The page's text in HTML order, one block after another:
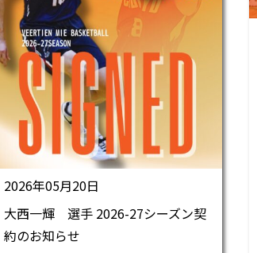
2026年05月20日
大西一輝 選手 2026-27シーズン契
約のお知らせ